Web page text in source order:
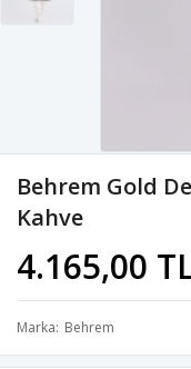
Behrem Gold
Kahve
4.165,00
Marka Behrem